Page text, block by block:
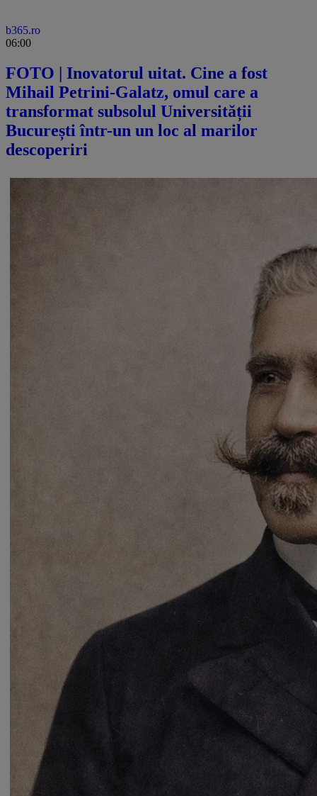
b365.ro
06:00
FOTO | Inovatorul uitat. Cine a fost
Mihail Petrini-Galatz, omul care a
transformat subsolul Universității
București într-un un loc al marilor
descoperiri